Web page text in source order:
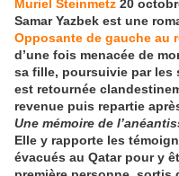
Muriel Steinmetz 20
Samar Yazbek est une
Opposante de gauche au
d’une fois menacée de
sa fille, poursuivie par les
est retournée
revenue puis repartie
Une mémoire de
Elle y rapporte les
évacués au Qatar pour y